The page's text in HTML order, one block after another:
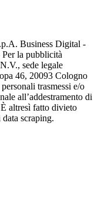
Business Digital -
la pubblicità
sede legale
46, 20093 Cologno
trasmessi e/o
all’addestramento di
altresì fatto divieto
scraping.